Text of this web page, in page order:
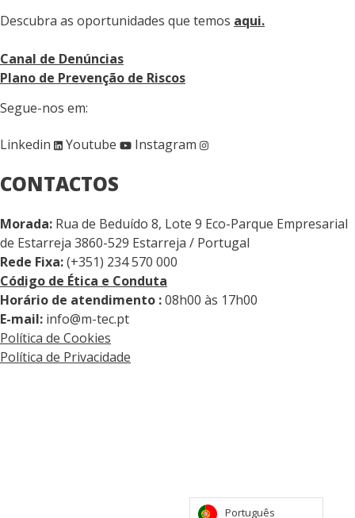
Descubra as oportunidades que temos aqui.
Canal de Denúncias
Plano de Prevenção de Riscos
Segue-nos em:
Linkedin Youtube Instagram
CONTACTOS
Morada: Rua de Beduído 8, Lote 9 Eco-Parque Empresarial
de Estarreja 3860-529 Estarreja / Portugal
Rede Fixa:(+351) 234 570 000
Código de Ética e Conduta
Horário de atendimento :08h00 às 17h00
E-mail: info@m-tec.pt
Política de Cookies
Política de Privacidade
Português